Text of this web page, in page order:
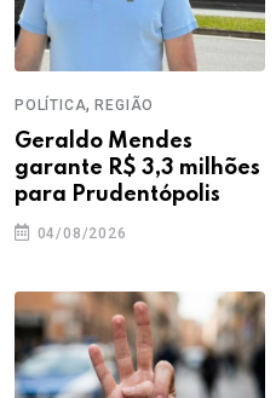
POLÍTICA,REGIÃO
Geraldo Mendes
garante R$ 3,3 milhões
para Prudentópolis
04/08/2026